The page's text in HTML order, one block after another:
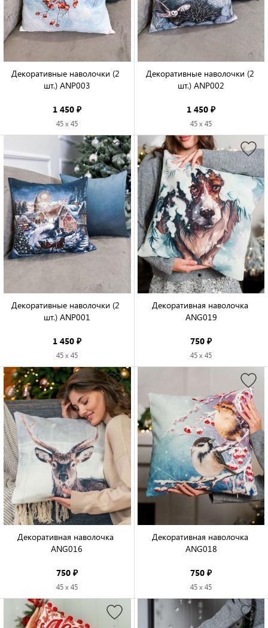
Декоративные наволочки (2
шт.) ANP003
1 450 ₽
45 x 45
Декоративные наволочки (2
шт.) ANP002
1 450 ₽
45 x 45
Декоративные наволочки (2
шт.) ANP001
1 450 ₽
45 x 45
Декоративная наволочка
ANG019
750 ₽
45 x 45
Декоративная наволочка
ANG016
750 ₽
45 x 45
Декоративная наволочка
ANG018
750 ₽
45 x 45